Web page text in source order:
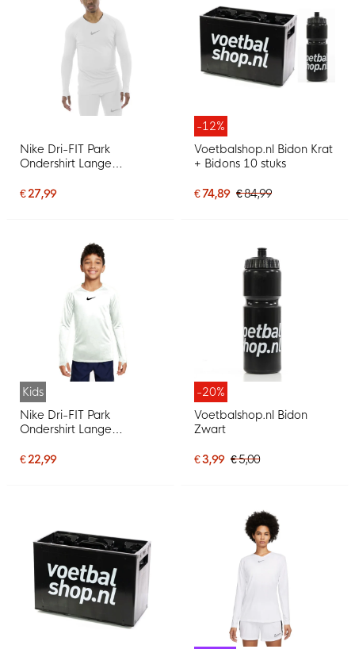
Nike Dri-FIT Park
Ondershirt Lange
€ 27,99
-12%
Voetbalshop.nl Bidon Krat
+ Bidons 10 stuks
€ 74,89 € 84,99
Kids
Nike Dri-FIT Park
Ondershirt Lange
€ 22,99
-20%
Voetbalshop.nl Bidon
Zwart
€ 3,99 € 5,00